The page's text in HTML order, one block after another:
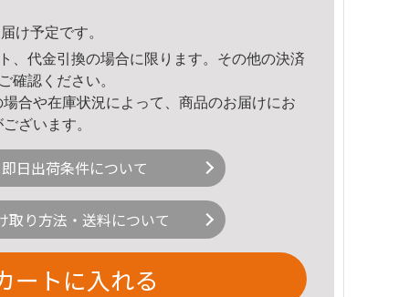
け予定です。
、代金引換の場合に限ります。その他の決済
確認ください。
合や在庫状況によって、商品のお届けにお
ざいます。
即日出荷条件について
取り方法・送料について
ートに入れる